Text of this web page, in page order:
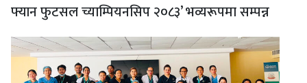
फ्यान फुटसल च्याम्पियनसिप २०८३’ भव्यरूपमा सम्पन्न